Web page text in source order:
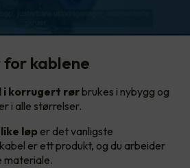
for kablene
i korrugert rørbrukes i nybygg og
i alle størrelser.
løp er det vanligste
er ett produkt, og du arbeider
materiale.